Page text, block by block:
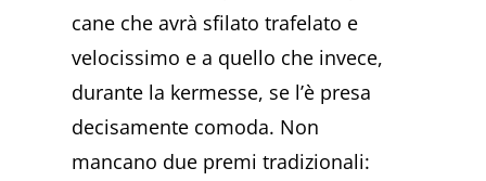
cane che avrà sfilato trafelato e
velocissimo e a quello che invece,
durante la kermesse, se l’è presa
decisamente comoda. Non
mancano due premi tradizionali: